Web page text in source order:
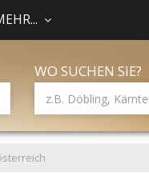
WO SUCHEN SIE?